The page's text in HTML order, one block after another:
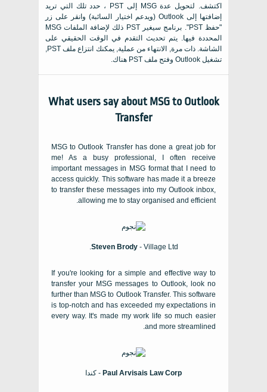
اكتشف. لتحويل عدة MSG إلى PST ، حدد تلك التي تريد
إضافتها إلى Outlook (ويدعم اختيار السائبة) وانقر على زر
"حفظ PST". برنامج سيغير PST ذلك لإضافة الملفات MSG
المحددة فيها. يتم تحديث التقدم في الوقت الحقيقي على
تشغيل Outlook وفتح ملف PST هناك.
What users say about MSG to Outlook
Transfer
MSG to Outlook Transfer has done a great job for
me! As a busy professional
I often receive
important messages in MSG format that I need to
access quickly. This software has made it a breeze
to transfer these messages into my Outlook inbox
allowing me to stay organised and efficient
Steven Brody- Village Ltd
If you're looking for a simple and effective way to
transfer your MSG messages to Outlook, look no
further than MSG to Outlook Transfer. This software
is top-notch and has exceeded my expectations in
every way. It's made my work life so much easier
and more streamlined
Paul Arvisais Law Corp - كندا